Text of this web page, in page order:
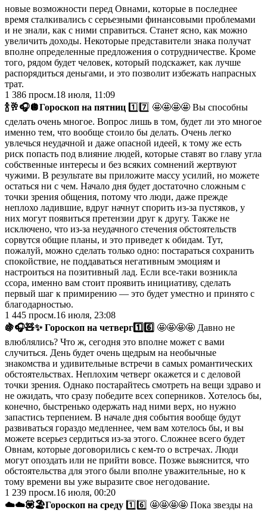
новые возможности перед Овнами, которые в последнее
время сталкивались с серьезными финансовыми проблемами
и не знали, как с ними справиться. Станет ясно, как можно
увеличить доходы. Некоторые представители знака получат
вполне определенные предложения о сотрудничестве. Кроме
того, рядом будет человек, который подскажет, как лучше
распорядиться деньгами, и это позволит избежать напрасных
трат.
1 386 просм.18 июля, 11:09
🍾🥂🎧🪩Гороскоп на пятниц 1️⃣7️⃣ 🤩🤩🤩🤩 Вы способны
сделать очень многое. Вопрос лишь в том, будет ли это многое
именно тем, что вообще стоило бы делать. Очень легко
увлечься неудачной и даже опасной идеей, к тому же есть
риск попасть под влияние людей, которые ставят во главу угла
собственные интересы и без всяких сомнений жертвуют
чужими. В результате вы приложите массу усилий, но можете
остаться ни с чем. Начало дня будет достаточно сложным с
точки зрения общения, потому что люди, даже прежде
неплохо ладившие, вдруг начнут спорить из-за пустяков, у
них могут появиться претензии друг к другу. Также не
исключено, что из-за неудачного стечения обстоятельств
сорвутся общие планы, и это приведет к обидам. Тут,
пожалуй, можно сделать только одно: постараться сохранить
спокойствие, не поддаваться негативным эмоциям и
настроиться на позитивный лад. Если все-таки возникла
ссора, именно вам стоит проявить инициативу, сделать
первый шаг к примирению — это будет уместно и принято с
благодарностью.
1 445 просм.16 июля, 23:08
🍇🎧🧸✨ Гороскоп на четверг 1️⃣ 6️⃣ 🤩🤩🤩🤩 Давно не
влюблялись? Что ж, сегодня это вполне может с вами
случиться. День будет очень щедрым на необычные
знакомства и удивительные встречи в самых романтических
обстоятельствах. Неплохим четверг окажется и с деловой
точки зрения. Однако постарайтесь смотреть на вещи здраво и
не ожидать, что сразу победите всех соперников. Хотелось бы,
конечно, быстренько одержать над ними верх, но нужно
запастись терпением. В начале дня события вообще будут
развиваться гораздо медленнее, чем вам хотелось бы, и вы
можете всерьез сердиться из-за этого. Сложнее всего будет
Овнам, которые договорились с кем-то о встречах. Люди
могут опоздать или не прийти вовсе. Позже выяснится, что
обстоятельства для этого были вполне уважительные, но к
тому времени вы уже выразите свое негодование.
1 239 просм.16 июля, 00:20
☁️☁️💟🏖️Гороскоп на среду 1️⃣6️⃣ 🤩🤩🤩🤩 Пока звезды на